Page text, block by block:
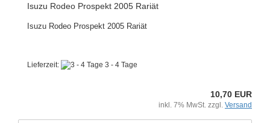
Isuzu Rodeo Prospekt 2005 Rariät
Isuzu Rodeo Prospekt 2005 Rariät
Lieferzeit: 3 - 4 Tage
10,70 EUR
inkl. 7% MwSt. zzgl. Versand